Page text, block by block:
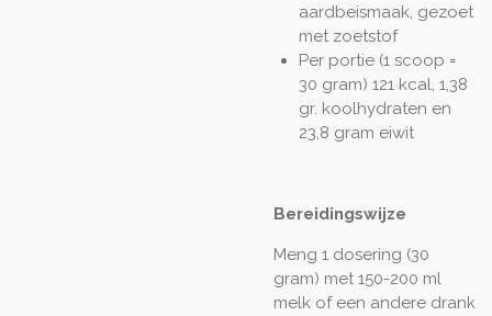
aardbeismaak, gezoet
met zoetstof
Per portie (1 scoop =
30 gram) 121 kcal, 1,38
gr. koolhydraten en
23,8 gram eiwit
Bereidingswijze
Meng 1 dosering (30
gram) met 150-200 ml
melk of een andere drank